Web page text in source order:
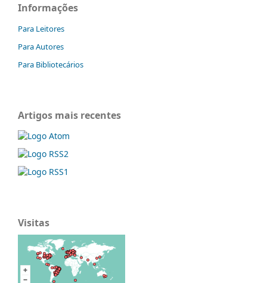
Informações
Para Leitores
Para Autores
Para Bibliotecários
Artigos mais recentes
Visitas